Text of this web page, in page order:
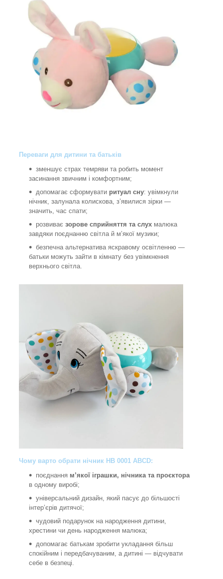
Переваги для дитини та батьків
зменшує страх темряви та робить момент
засинання звичним і комфортним;
допомагає сформувати ритуал сну: увімкнули
нічник, залунала колискова, з’явилися зірки —
значить, час спати;
розвиває зорове сприйняття та слух малюка
завдяки поєднанню світла й м’якої музики;
безпечна альтернатива яскравому освітленню —
батьки можуть зайти в кімнату без увімкнення
верхнього світла.
Чому варто обрати нічник HB 0001 ABCD:
поєднання м’якої іграшки, нічника та проєктора
в одному виробі;
універсальний дизайн, який пасує до більшості
інтер’єрів дитячої;
чудовий подарунок на народження дитини,
хрестини чи день народження малюка;
допомагає батькам зробити укладання більш
спокійним і передбачуваним, а дитині — відчувати
себе в безпеці.